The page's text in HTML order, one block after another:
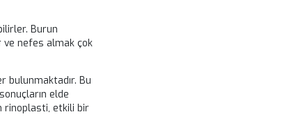
önemlidir. Doktorun
kaçınmalıdır. Aşırı
korumak için dar
cerrah burun yapısını
cerrahın önerileri